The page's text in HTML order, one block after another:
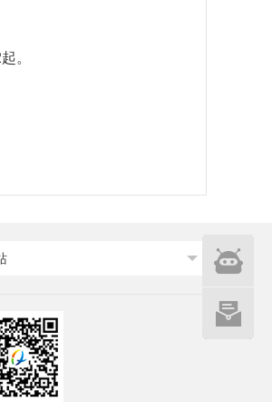
。
智能
问答
网站建设
意见征集